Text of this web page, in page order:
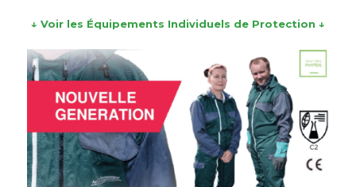
↓ Voir les Équipements Individuels de Protection ↓